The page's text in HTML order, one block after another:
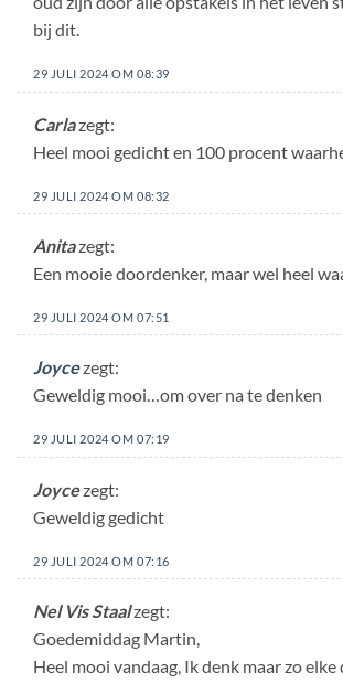
bij dit.
29 JULI 2024 OM 08:39
Carlazegt:
Heel mooi gedicht en 100 procent
29 JULI 2024 OM 08:32
Anitazegt:
Een mooie doordenker, maar wel heel
29 JULI 2024 OM 07:51
Joycezegt:
Geweldig mooi…om over na te denken
29 JULI 2024 OM 07:19
Joycezegt:
Geweldig gedicht
29 JULI 2024 OM 07:16
Nel Vis Staalzegt:
Goedemiddag Martin,
Heel mooi vandaag, Ik denk maar zo elke